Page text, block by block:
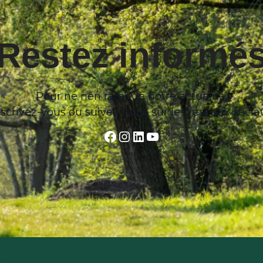
Pour ne rien rater de notre actualité,
vous ou suivez-nous sur les réseaux
Facebook
Instagram
LinkedIn
YouTube